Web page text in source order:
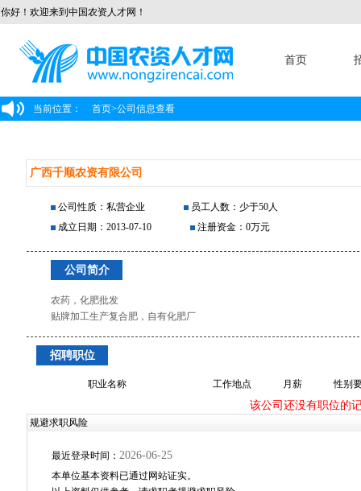
你好！欢迎来到中国农资人才网！
首页
当前位置： 首页>公司信息查看
广西千顺农资有限公司
公司性质：私营企业
员工人数：少于50人
成立日期：2013-07-10
注册资金：0万元
公司简介
农药，化肥批发
贴牌加工生产复合肥，自有化肥厂
招聘职位
职业名称 工作地点 月薪 性别
该公司还没有职位的
规避求职风险
最近登录时间： 2026-06-25
本单位基本资料已通过网站证实。